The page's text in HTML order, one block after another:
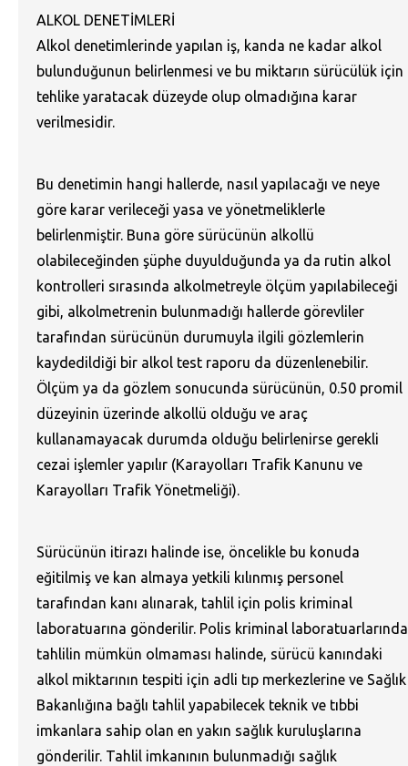
ALKOL DENETİMLERİ
Alkol denetimlerinde yapılan iş, kanda ne kadar alkol
bulunduğunun belirlenmesi ve bu miktarın sürücülük için
tehlike yaratacak düzeyde olup olmadığına karar
verilmesidir.
Bu denetimin hangi hallerde, nasıl yapılacağı ve neye
göre karar verileceği yasa ve yönetmeliklerle
belirlenmiştir. Buna göre sürücünün alkollü
olabileceğinden şüphe duyulduğunda ya da rutin alkol
kontrolleri sırasında alkolmetreyle ölçüm yapılabileceği
gibi, alkolmetrenin bulunmadığı hallerde görevliler
tarafından sürücünün durumuyla ilgili gözlemlerin
kaydedildiği bir alkol test raporu da düzenlenebilir.
Ölçüm ya da gözlem sonucunda sürücünün, 0.50 promil
düzeyinin üzerinde alkollü olduğu ve araç
kullanamayacak durumda olduğu belirlenirse gerekli
cezai işlemler yapılır (Karayolları Trafik Kanunu ve
Karayolları Trafik Yönetmeliği).
Sürücünün itirazı halinde ise, öncelikle bu konuda
eğitilmiş ve kan almaya yetkili kılınmış personel
tarafından kanı alınarak, tahlil için polis kriminal
laboratuarına gönderilir. Polis kriminal laboratuarlarında
tahlilin mümkün olmaması halinde, sürücü kanındaki
alkol miktarının tespiti için adli tıp merkezlerine ve Sağlık
Bakanlığına bağlı tahlil yapabilecek teknik ve tıbbi
imkanlara sahip olan en yakın sağlık kuruluşlarına
gönderilir. Tahlil imkanının bulunmadığı sağlık